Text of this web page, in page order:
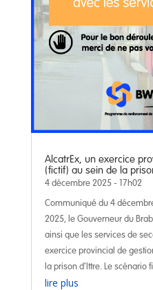
AlcatrEx, un exercice
(fictif) au sein de la
4 décembre 2025 - 17h02
Communiqué du 4
2025, le Gouverneur du
ainsi que les services de
exercice provincial de
la prison d’Ittre. Le scénario
lire plus